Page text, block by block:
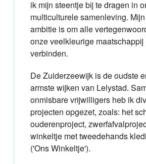
ik mijn steentje bij te dragen in
multiculturele samenleving.
ambitie is om alle
onze veelkleurige maatschappij
verbinden.
De Zuiderzeewijk is de oudste
armste wijken van Lelystad.
onmisbare vrijwilligers heb ik
projecten opgezet, zoals: het
ouderenproject,
winkeltje met tweedehands
('Ons Winkeltje').